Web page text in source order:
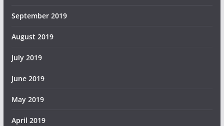
September 2019
August 2019
July 2019
June 2019
May 2019
April 2019